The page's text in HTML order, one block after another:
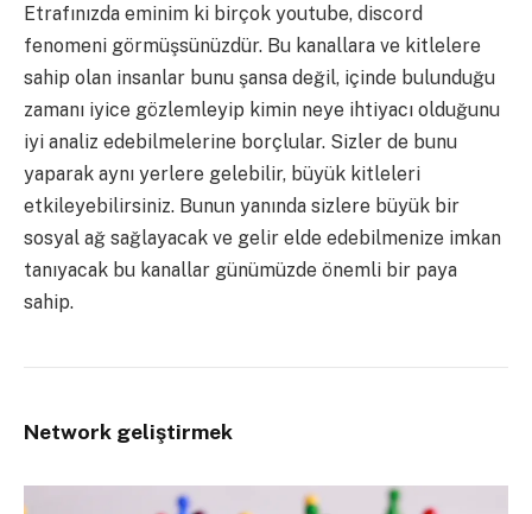
Etrafınızda eminim ki birçok youtube, discord
fenomeni görmüşsünüzdür. Bu kanallara ve kitlelere
sahip olan insanlar bunu şansa değil, içinde bulunduğu
zamanı iyice gözlemleyip kimin neye ihtiyacı olduğunu
iyi analiz edebilmelerine borçlular. Sizler de bunu
yaparak aynı yerlere gelebilir, büyük kitleleri
etkileyebilirsiniz. Bunun yanında sizlere büyük bir
sosyal ağ sağlayacak ve gelir elde edebilmenize imkan
tanıyacak bu kanallar günümüzde önemli bir paya
sahip.
Network geliştirmek